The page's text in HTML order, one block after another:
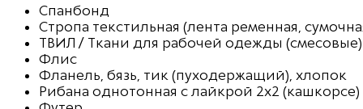
Спанбонд
Стропа текстильная (лента ременная,
ТВИЛ / Ткани для рабочей одежды (смесовые)
Флис
Фланель, бязь, тик (пуходержащий), хлопок
Рибана однотонная с лайкрой 2х2 (кашкорсе)